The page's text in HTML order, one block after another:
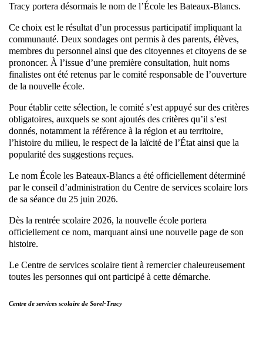
Tracy portera désormais le nom de l’École les Bateaux-Blancs.
Ce choix est le résultat d’un processus participatif impliquant la
communauté. Deux sondages ont permis à des parents, élèves,
membres du personnel ainsi que des citoyennes et citoyens de se
prononcer. À l’issue d’une première consultation, huit noms
finalistes ont été retenus par le comité responsable de l’ouverture
de la nouvelle école.
Pour établir cette sélection, le comité s’est appuyé sur des critères
obligatoires, auxquels se sont ajoutés des critères qu’il s’est
donnés, notamment la référence à la région et au territoire,
l’histoire du milieu, le respect de la laïcité de l’État ainsi que la
popularité des suggestions reçues.
Le nom École les Bateaux-Blancs a été officiellement déterminé
par le conseil d’administration du Centre de services scolaire lors
de sa séance du 25 juin 2026.
Dès la rentrée scolaire 2026, la nouvelle école portera
officiellement ce nom, marquant ainsi une nouvelle page de son
histoire.
Le Centre de services scolaire tient à remercier chaleureusement
toutes les personnes qui ont participé à cette démarche.
Centre de services scolaire de Sorel-Tracy